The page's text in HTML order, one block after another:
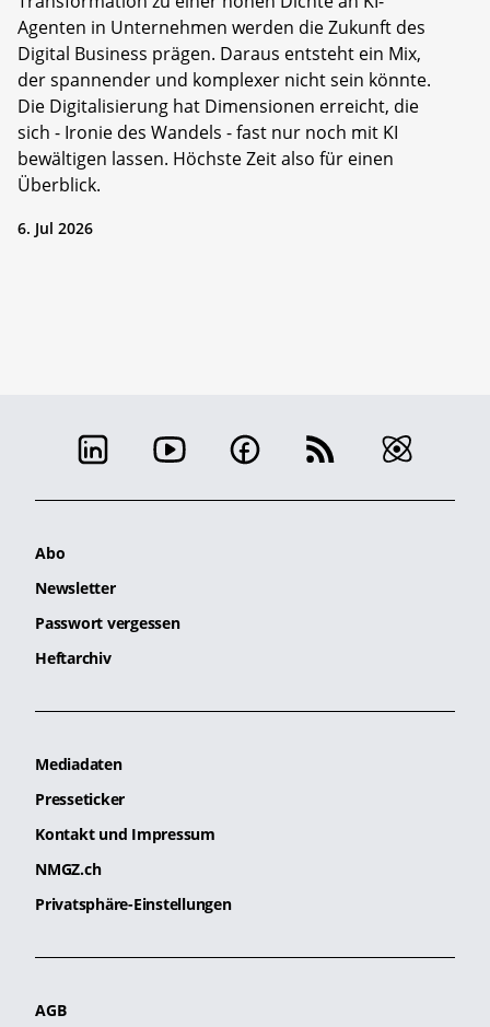
Agenten in Unternehmen werden die Zukunft des
Digital Business prägen. Daraus entsteht ein Mix,
der spannender und komplexer nicht sein könnte.
Die Digitalisierung hat Dimensionen erreicht, die
sich - Ironie des Wandels - fast nur noch mit KI
bewältigen lassen. Höchste Zeit also für einen
Überblick.
6. Jul 2026
Abo
Newsletter
Passwort vergessen
Heftarchiv
Mediadaten
Presseticker
Kontakt und Impressum
NMGZ.ch
Privatsphäre-Einstellungen
AGB